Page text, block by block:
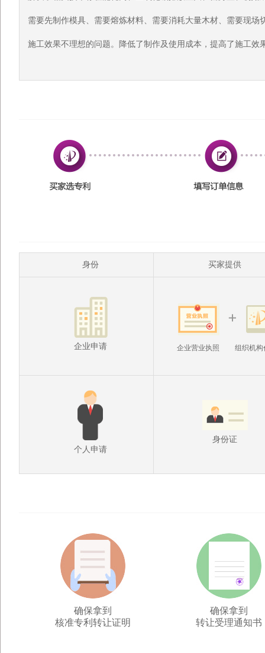
需要先制作模具、需要熔炼材料、需要消耗大量木材、需要现场
施工效果不理想的问题。降低了制作及使用成本，提高了施工效
身份 买家提供
企业申请 企业营业执照 组织机构
个人申请
身份证
确保拿到
核准专利转让证明
确保拿到
转让受理通知书